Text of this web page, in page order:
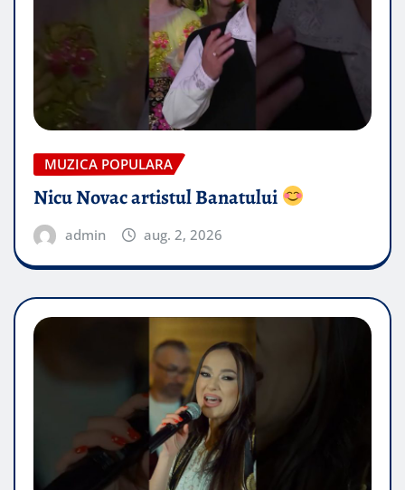
MUZICA POPULARA
Nicu Novac artistul Banatului
admin aug. 2, 2026